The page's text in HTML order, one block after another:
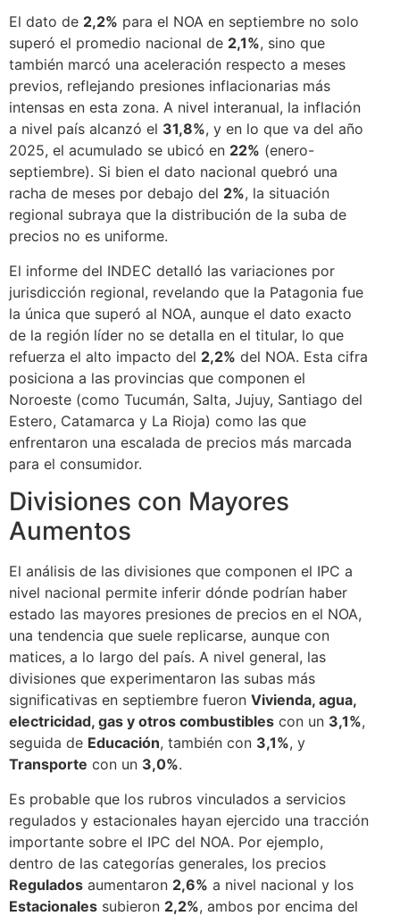
El dato de 2,2% para el NOA en septiembre no solo
superó el promedio nacional de 2,1%, sino que
también marcó una aceleración respecto a meses
previos, reflejando presiones inflacionarias más
intensas en esta zona. A nivel interanual, la inflación
a nivel país alcanzó el 31,8%, y en lo que va del año
2025, el acumulado se ubicó en 22% (enero-
septiembre). Si bien el dato nacional quebró una
racha de meses por debajo del 2%, la situación
regional subraya que la distribución de la suba de
precios no es uniforme.
El informe del INDEC detalló las variaciones por
jurisdicción regional, revelando que la Patagonia fue
la única que superó al NOA, aunque el dato exacto
de la región líder no se detalla en el titular, lo que
refuerza el alto impacto del 2,2% del NOA. Esta cifra
posiciona a las provincias que componen el
Noroeste (como Tucumán, Salta, Jujuy, Santiago del
Estero, Catamarca y La Rioja) como las que
enfrentaron una escalada de precios más marcada
para el consumidor.
Divisiones con Mayores
Aumentos
El análisis de las divisiones que componen el IPC a
nivel nacional permite inferir dónde podrían haber
estado las mayores presiones de precios en el NOA,
una tendencia que suele replicarse, aunque con
matices, a lo largo del país. A nivel general, las
divisiones que experimentaron las subas más
significativas en septiembre fueron Vivienda, agua,
electricidad, gas y otros combustibles con un 3,1%,
seguida de Educación, también con 3,1%, y
Transporte con un 3,0%.
Es probable que los rubros vinculados a servicios
regulados y estacionales hayan ejercido una tracción
importante sobre el IPC del NOA. Por ejemplo,
dentro de las categorías generales, los precios
Regulados aumentaron 2,6% a nivel nacional y los
Estacionales subieron 2,2%, ambos por encima del